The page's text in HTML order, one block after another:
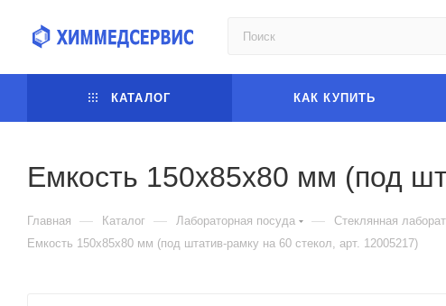
КАТАЛОГ КАК КУПИТЬ
Емкость 150х85х80 мм (под
Главная — Каталог — Лабораторная посуда — Стеклянная
Емкость 150х85х80 мм (под штатив-рамку на 60 стекол, арт. 12005217)